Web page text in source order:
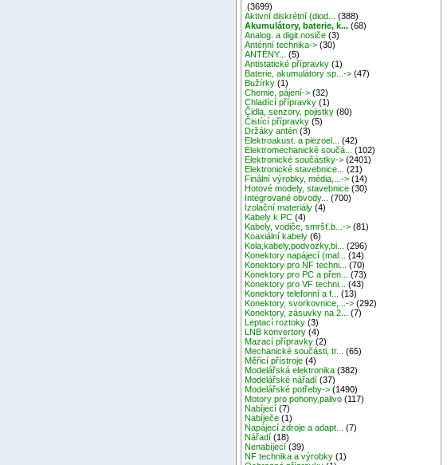
(3699)
Aktivní diskrétní (diod...
(388)
Akumulátory, baterie, k... (68)
Analog. a digit.nosiče (3)
Anténní technika-> (30)
ANTÉNY...
(5)
Antistatické přípravky (1)
Baterie, akumulátory sp...-> (47)
Bužírky (1)
Chemie, pájení-> (32)
Chladící přípravky (1)
Čidla, senzory, pojistky (80)
Čistící přípravky (5)
Držáky antén (3)
Elektroakust. a piezoel...
(42)
Elektromechanické součá...
(102)
Elektronické součástky-> (2401)
Elektronické stavebnice...
(21)
Finální výrobky, média,...-> (14)
Hotové modely, stavebnice (30)
Integrované obvody...
(700)
Izolační materiály (4)
Kabely k PC (4)
Kabely, vodiče, smršť.b...-> (81)
Koaxiální kabely (6)
Kola,kabely,podvozky,bi...
(296)
Konektory napájecí (mal...
(14)
Konektory pro NF techni...
(70)
Konektory pro PC a přen...
(73)
Konektory pro VF techni...
(43)
Konektory telefonní a f...
(13)
Konektory, svorkovnice,...-> (292)
Konektory, zásuvky na 2...
(7)
Leptací roztoky (3)
LNB konvertory (4)
Mazací přípravky (2)
Mechanické součásti, tr...
(65)
Měřicí přístroje (4)
Modelářská elektronika (382)
Modelářské nářadí (37)
Modelářské potřeby-> (1490)
Motory pro pohony,palivo (117)
Nabíjecí (7)
Nabíječe (1)
Napájecí zdroje a adapt...
(7)
Nářadí (18)
Nenabíjecí (39)
NF technika a výrobky (1)